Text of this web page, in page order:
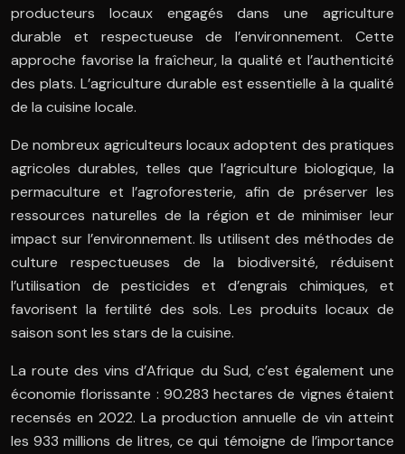
producteurs locaux engagés dans une agriculture
durable et respectueuse de l’environnement. Cette
approche favorise la fraîcheur, la qualité et l’authenticité
des plats. L’agriculture durable est essentielle à la qualité
de la cuisine locale.
De nombreux agriculteurs locaux adoptent des pratiques
agricoles durables, telles que l’agriculture biologique, la
permaculture et l’agroforesterie, afin de préserver les
ressources naturelles de la région et de minimiser leur
impact sur l’environnement. Ils utilisent des méthodes de
culture respectueuses de la biodiversité, réduisent
l’utilisation de pesticides et d’engrais chimiques, et
favorisent la fertilité des sols. Les produits locaux de
saison sont les stars de la cuisine.
La route des vins d’Afrique du Sud, c’est également une
économie florissante : 90.283 hectares de vignes étaient
recensés en 2022. La production annuelle de vin atteint
les 933 millions de litres, ce qui témoigne de l’importance